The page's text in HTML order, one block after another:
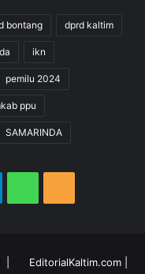
bontang dprd kaltim
ikn
pemilu 2024
ppu
SAMARINDA
| EditorialKaltim.com